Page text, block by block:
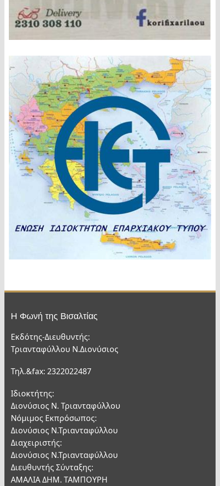
Η Φωνή της Βισαλτίας
Εκδότης-Διευθυντής:
Τριανταφύλλου Ν.Διονύσιος
Τηλ.&fax: 2322022487
Ιδιοκτήτης:
Διονύσιος Ν. Τριανταφύλλου
Νόμιμος Εκπρόσωπος:
Διονύσιος Ν.Τριανταφύλλου
Διαχειριστής:
Διονύσιος Ν.Τριανταφύλλου
Διευθυντής Σύνταξης:
ΑΜΑΛΙΑ ΔΗΜ. ΤΑΜΠΟΥΡΗ